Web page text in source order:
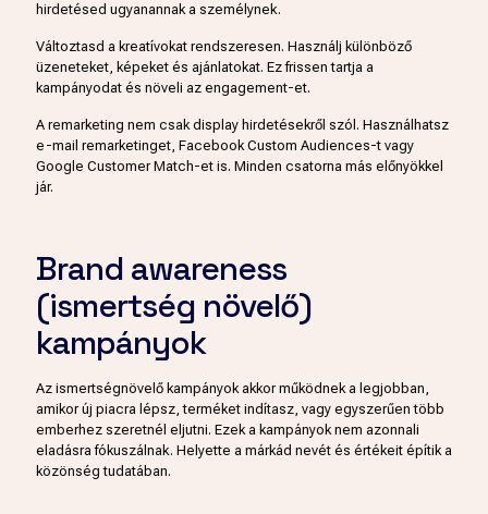
hirdetésed ugyanannak a személynek.
Változtasd a kreatívokat rendszeresen. Használj különböző
üzeneteket, képeket és ajánlatokat. Ez frissen tartja a
kampányodat és növeli az engagement-et.
A remarketing nem csak display hirdetésekről szól. Használhatsz
e-mail remarketinget, Facebook Custom Audiences-t vagy
Google Customer Match-et is. Minden csatorna más előnyökkel
jár.
Brand awareness
(ismertség növelő)
kampányok
Az ismertségnövelő kampányok akkor működnek a legjobban,
amikor új piacra lépsz, terméket indítasz, vagy egyszerűen több
emberhez szeretnél eljutni. Ezek a kampányok nem azonnali
eladásra fókuszálnak. Helyette a márkád nevét és értékeit építik a
közönség tudatában.